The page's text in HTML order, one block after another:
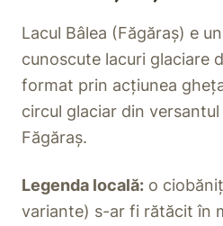
Lacul Bâlea (Făgăraș) e
cunoscute lacuri glaciare
format prin acțiunea
circul glaciar din
Făgăraș.
Legenda locală: o
variante) s-ar fi rătăcit în